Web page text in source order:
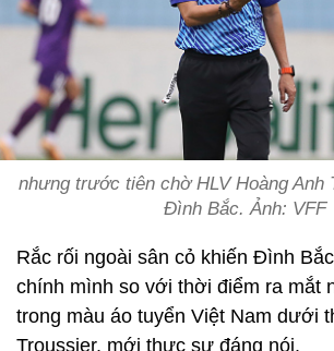
nhưng trước tiên chờ HLV Hoàng Anh
Đình Bắc. Ảnh: VFF
Rắc rối ngoài sân cỏ khiến Đình
chính mình so với thời điểm ra mắt
trong màu áo tuyển Việt Nam dưới
Troussier, mới thực sự đáng nói.